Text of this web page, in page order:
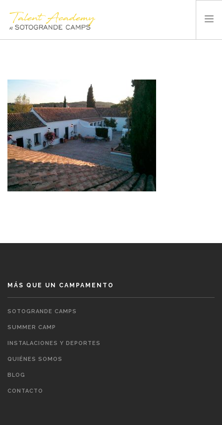
INSTALACIONES Y DEPORTES
QUIÉNES SOMOS
BLOG
CONTACTO
ESPAÑOL
MÁS QUE UN CAMPAMENTO
SOTOGRANDE CAMPS
SUMMER CAMP
INSTALACIONES Y DEPORTES
QUIÉNES SOMOS
BLOG
CONTACTO